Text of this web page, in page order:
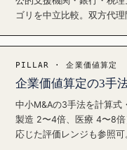
ゴリを中立比較。双方代
PILLAR · 企業価値算定
企業価値算定の3手
中小M&Aの3手法を計算式
製造 2〜4倍、医療 4〜8
応じた評価レンジも参照可